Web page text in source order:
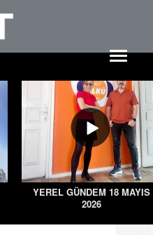
YEREL GÜNDEM 18 MAYIS
2026